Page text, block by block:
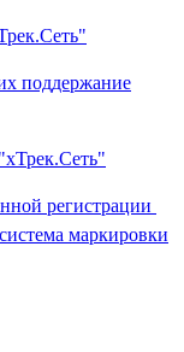
поддержание
регистрации
маркировки